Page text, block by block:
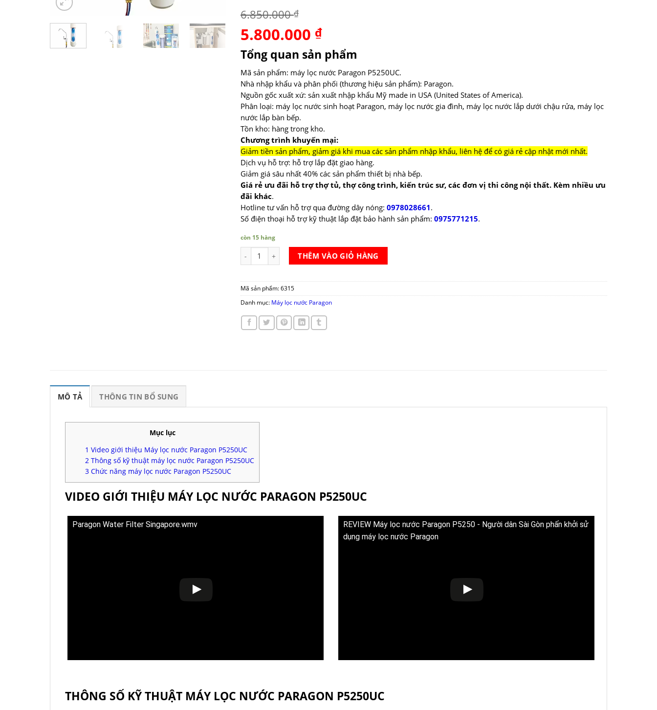
6.850.000₫
Giá
gốc
là:
6.850.000 ₫.
5.800.000 ₫Giá
tại
là:
5.800.000 ₫.
Tổng quan sản phẩm
Mã sản phẩm: máy lọc nước Paragon P5250UC.
Nhà nhập khẩu và phân phối (thương hiệu sản phẩm): Paragon.
Nguồn gốc xuất xứ: sản xuất nhập khẩu Mỹ made in USA (United States of America).
Phân loại: máy lọc nước sinh hoạt Paragon, máy lọc nước gia đình, máy lọc nước lắp dưới chậu rửa, máy lọc
nước lắp bàn bếp.
Tồn kho: hàng trong kho.
Chương trình khuyến mại:
Giảm tiền sản phẩm, giảm giá khi mua các sản phẩm nhập khẩu, liên hệ để có giá rẻ cập nhật mới nhất.
Dịch vụ hỗ trợ: hỗ trợ lắp đặt giao hàng.
Giảm giá sâu nhất 40% các sản phẩm thiết bị nhà bếp.
Giá rẻ ưu đãi hỗ trợ thợ tủ, thợ công trình, kiến trúc sư, các đơn vị thi công nội thất. Kèm nhiều ưu
đãi khác.
Hotline tư vấn hỗ trợ qua đường dây nóng: 0978028661.
Số điện thoại hỗ trợ kỹ thuật lắp đặt bảo hành sản phẩm: 0975771215.
còn 15 hàng
Máy lọc nước Paragon P5250UC số lượng
THÊM VÀO GIỎ HÀNG
Mã sản phẩm: 6315
Danh mục: Máy lọc nước Paragon
MÔ TẢ THÔNG TIN BỔ SUNG
Mục lục
1 Video giới thiệu Máy lọc nước Paragon P5250UC
2 Thông số kỹ thuật máy lọc nước Paragon P5250UC
3 Chức năng máy lọc nước Paragon P5250UC
VIDEO GIỚI THIỆU MÁY LỌC NƯỚC PARAGON P5250UC
Paragon Water Filter Singapore.wmv
REVIEW Máy lọc nước Paragon P5250 - Người dân Sài Gòn phấn khởi sử
dụng máy lọc nước Paragon
THÔNG SỐ KỸ THUẬT MÁY LỌC NƯỚC PARAGON P5250UC